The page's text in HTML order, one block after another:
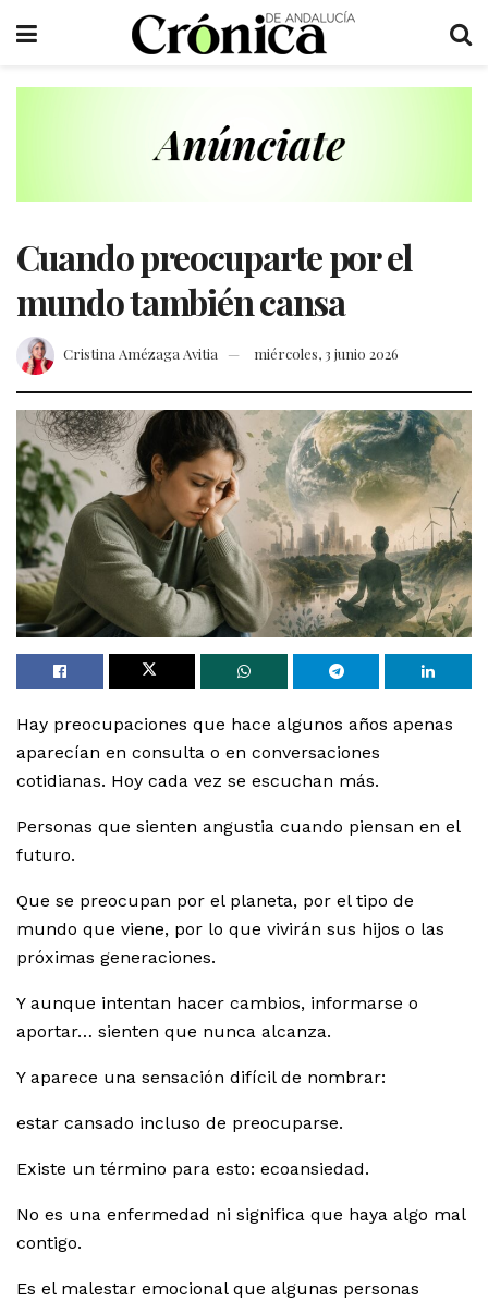
Cuando preocuparte por el
mundo también cansa
Cristina Amézaga Avitia miércoles, 3 junio 2026
Hay preocupaciones que hace algunos años apenas
aparecían en consulta o en conversaciones
cotidianas. Hoy cada vez se escuchan más.
Personas que sienten angustia cuando piensan en el
futuro.
Que se preocupan por el planeta, por el tipo de
mundo que viene, por lo que vivirán sus hijos o las
próximas generaciones.
Y aunque intentan hacer cambios, informarse o
aportar… sienten que nunca alcanza.
Y aparece una sensación difícil de nombrar:
estar cansado incluso de preocuparse.
Existe un término para esto: ecoansiedad.
No es una enfermedad ni significa que haya algo mal
contigo.
Es el malestar emocional que algunas personas